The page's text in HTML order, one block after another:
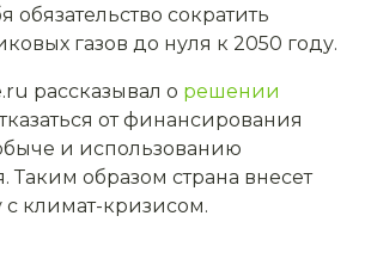
обязательство сократить
газов до нуля к 2050 году.
рассказывал о решении
от финансирования
и использованию
Таким образом страна внесет
с климат-кризисом.